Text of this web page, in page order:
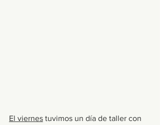
El viernes tuvimos un día de taller con